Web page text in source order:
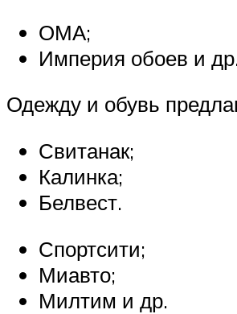
ОМА;
Империя обоев и
Одежду и обувь
Свитанак;
Калинка;
Белвест.
Спортсити;
Миавто;
Милтим и др.